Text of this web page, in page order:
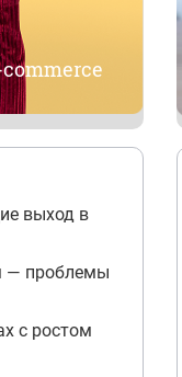
выход в
— проблемы
с ростом